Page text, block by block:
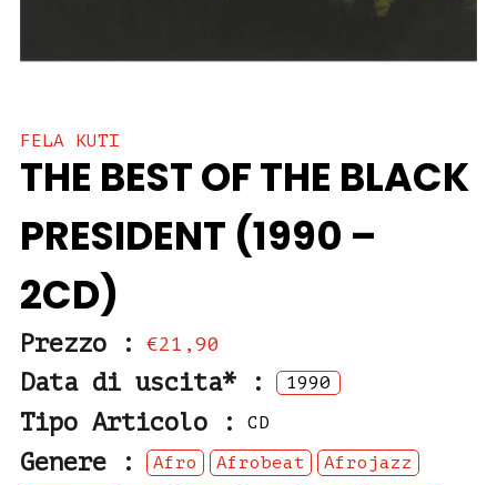
FELA KUTI
THE BEST OF THE BLACK
PRESIDENT (1990 –
2CD)
Prezzo : €21,90
Data di uscita* : 1990
Tipo Articolo : CD
Genere : Afro Afrobeat
Afrojazz